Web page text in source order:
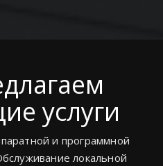
услуги
и программной
локальной